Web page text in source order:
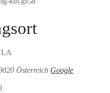
Österreich Google